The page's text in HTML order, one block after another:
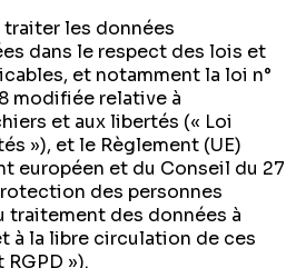
traiter les données
dans le respect des lois et
et notamment la loi n°
modifiée relative à
et aux libertés (« Loi
»), et le Règlement (UE)
européen et du Conseil du 27
des personnes
traitement des données à
à la libre circulation de ces
»).